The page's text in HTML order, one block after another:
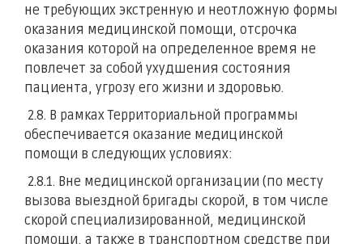
не требующих экстренную и неотложную формы
оказания медицинской помощи, отсрочка
оказания которой на определенное время не
повлечет за собой ухудшения состояния
пациента, угрозу его жизни и здоровью.
2.8. В рамках Территориальной программы
обеспечивается оказание медицинской
помощи в следующих условиях:
2.8.1. Вне медицинской организации (по месту
вызова выездной бригады скорой, в том числе
скорой специализированной, медицинской
помощи, а также в транспортном средстве при